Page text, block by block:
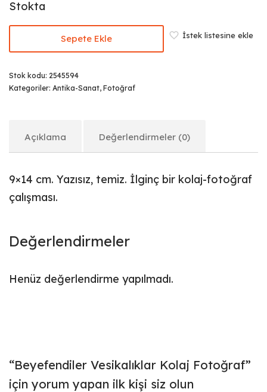
₺329,00.
fiyat:
₺259,00.
Stokta
Sepete Ekle İstek listesine ekle
Stok kodu: 2545594
Kategoriler: Antika-Sanat, Fotoğraf
Açıklama Değerlendirmeler (0)
9×14 cm. Yazısız, temiz. İlginç bir kolaj-fotoğraf
çalışması.
Değerlendirmeler
Henüz değerlendirme yapılmadı.
“Beyefendiler Vesikalıklar Kolaj Fotoğraf”
için yorum yapan ilk kişi siz olun